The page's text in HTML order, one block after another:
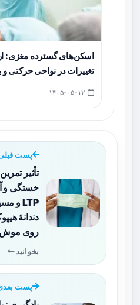
اسکن‌های گسترده مغزی:
تغییرات در نواحی حرکتی و
پست
تأثیر
خستگی و
دندانهٔ
روی
بخوانید
پست